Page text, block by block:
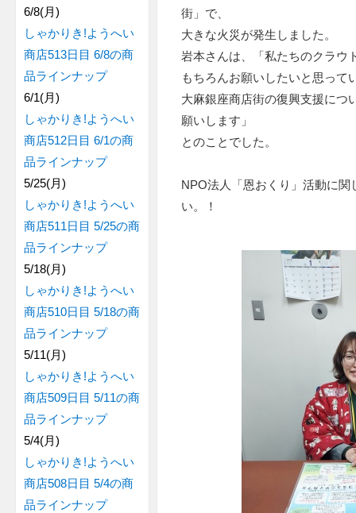
街」で、
大きな火災が発生しました。
岩本さんは、「私たちのクラウ
もちろんお願いしたいと思って
大麻銀座商店街の復興支援につ
願いします」
とのことでした。
NPO法人「恩おくり」活動に
い。！
6/8(月)
しゃかりき!ようへい
商店513日目 6/8の商
品ラインナップ
6/1(月)
しゃかりき!ようへい
商店512日目 6/1の商
品ラインナップ
5/25(月)
しゃかりき!ようへい
商店511日目 5/25の商
品ラインナップ
5/18(月)
しゃかりき!ようへい
商店510日目 5/18の商
品ラインナップ
5/11(月)
しゃかりき!ようへい
商店509日目 5/11の商
品ラインナップ
5/4(月)
しゃかりき!ようへい
商店508日目 5/4の商
品ラインナップ